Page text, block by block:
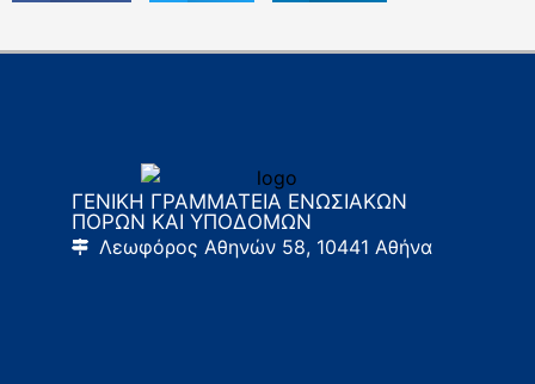
ΓΕΝΙΚΗ ΓΡΑΜΜΑΤΕΙΑ ΕΝΩΣΙΑΚΩΝ
ΠΟΡΩΝ ΚΑΙ ΥΠΟΔΟΜΩΝ
Λεωφόρος Αθηνών 58, 10441 Αθήνα